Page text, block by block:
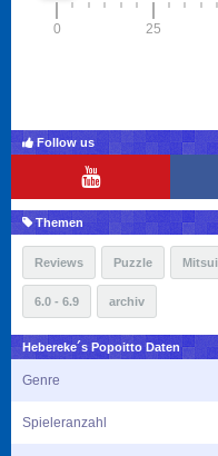
0 25
Follow us
Themen
Reviews Puzzle Mitsui
6.0 - 6.9 archiv
Hebereke´s Popoitto Daten
Genre
Spieleranzahl